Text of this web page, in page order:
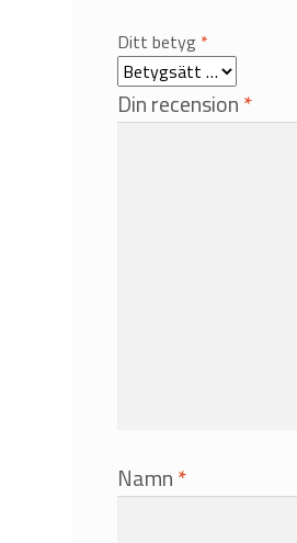
Ditt betyg *
Din recension*
Namn*